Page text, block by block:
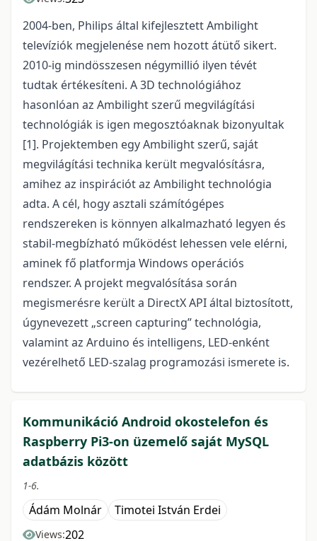
2004-ben, Philips által kifejlesztett Ambilight
televíziók megjelenése nem hozott átütő sikert.
2010-ig mindösszesen négymillió ilyen tévét
tudtak értékesíteni. A 3D technológiához
hasonlóan az Ambilight szerű megvilágítási
technológiák is igen megosztóaknak bizonyultak
[1]. Projektemben egy Ambilight szerű, saját
megvilágítási technika került megvalósításra,
amihez az inspirációt az Ambilight technológia
adta. A cél, hogy asztali számítógépes
rendszereken is könnyen alkalmazható legyen és
stabil-megbízható működést lehessen vele elérni,
aminek fő platformja Windows operációs
rendszer. A projekt megvalósítása során
megismerésre került a DirectX API által biztosított,
úgynevezett „screen capturing” technológia,
valamint az Arduino és intelligens, LED-enként
vezérelhető LED-szalag programozási ismerete is.
Kommunikáció Android okostelefon és
Raspberry Pi3-on üzemelő saját MySQL
adatbázis között
1-6.
Ádám Molnár Timotei István Erdei
Views:202